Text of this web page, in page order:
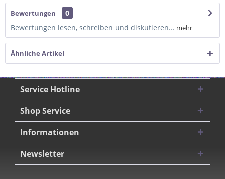
Bewertungen
0
Bewertungen lesen, schreiben und diskutieren... mehr
Ähnliche Artikel
Service Hotline
Shop Service
Informationen
Newsletter